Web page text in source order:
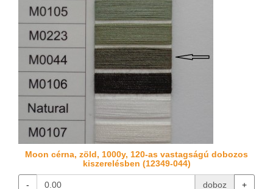
Moon cérna, zöld, 1000y, 120-as vastagságú dobozos
kiszerelésben (12349-044)
- doboz +